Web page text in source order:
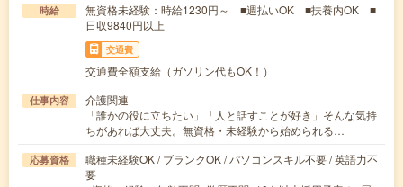
時給
無資格未経験：時給1230円～ ■週払いOK ■扶養内OK ■
日収9840円以上
交通費
交通費全額支給（ガソリン代もOK！）
仕事内容
介護関連
「誰かの役に立ちたい」「人と話すことが好き」そんな気持
ちがあれば大丈夫。無資格・未経験から始められる…
応募資格
職種未経験OK / ブランクOK / パソコンスキル不要 / 英語力不
要